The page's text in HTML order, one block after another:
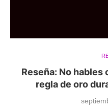
Reseña: No
regla de oro